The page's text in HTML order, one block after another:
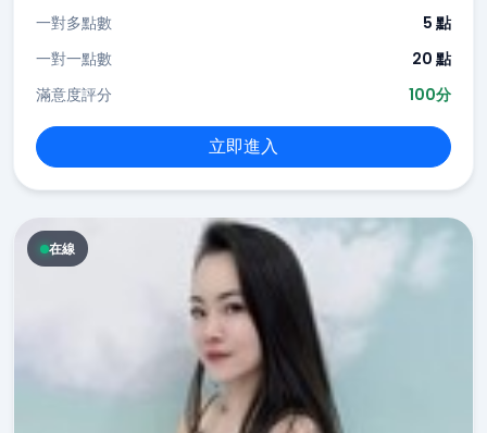
一對多點數
5 點
一對一點數
20 點
滿意度評分
100分
立即進入
在線